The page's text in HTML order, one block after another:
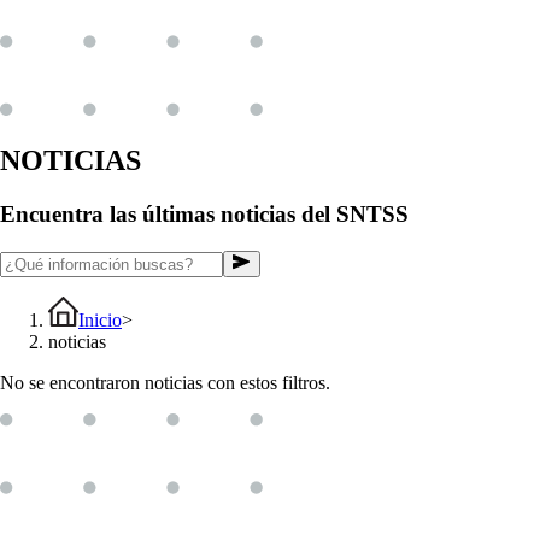
NOTICIAS
Encuentra las últimas noticias del SNTSS
Inicio>
noticias
No se encontraron noticias con estos filtros.